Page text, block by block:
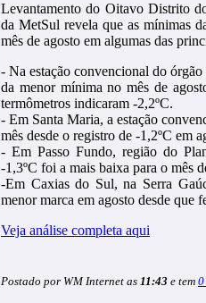
Levantamento do Oitavo Distrito
da MetSul revela que as mínimas
mês de agosto em algumas das
- Na estação convencional do
da menor mínima no mês de
termômetros indicaram -2,2ºC.
- Em Santa Maria, a estação
mês desde o registro de -1,2ºC em
- Em Passo Fundo, região do
-1,3ºC foi a mais baixa para o mês
-Em Caxias do Sul, na Serra
menor marca em agosto desde que
Veja análise completa aqui
Postado por WM Internet as 11:43 e tem 0